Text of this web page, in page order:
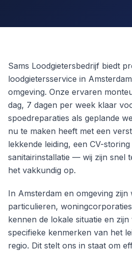
Sams Loodgietersbedrijf biedt
loodgietersservice in
omgeving. Onze ervaren
dag, 7 dagen per week klaar
spoedreparaties als geplande
nu te maken heeft met een
lekkende leiding, een CV-
sanitairinstallatie — wij zijn snel
het vakkundig op.
In Amsterdam en omgeving
particulieren,
kennen de lokale situatie en
specifieke kenmerken van het
regio. Dit stelt ons in staat om